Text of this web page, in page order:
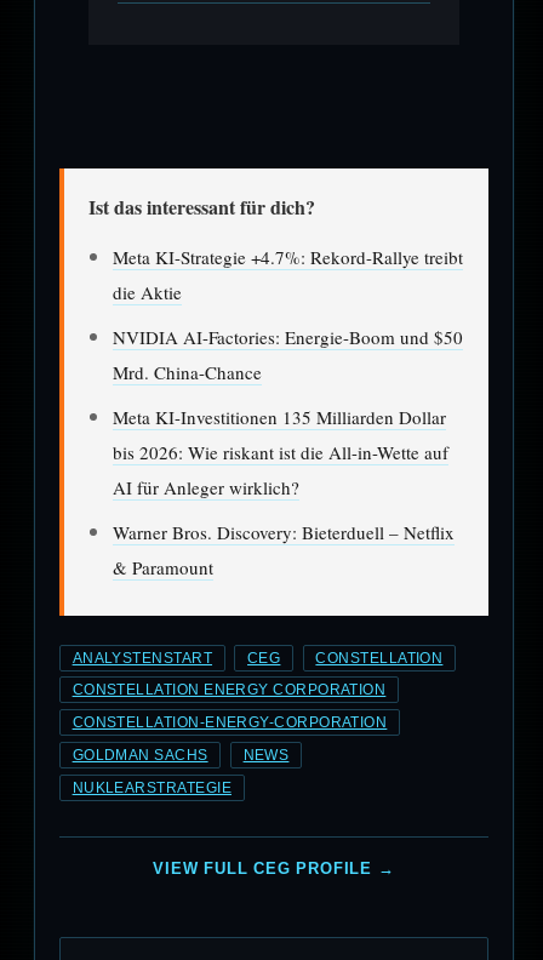
Ist das interessant für dich?
Meta KI-Strategie +4.7%: Rekord-Rallye treibt
die Aktie
NVIDIA AI-Factories: Energie-Boom und $50
Mrd. China-Chance
Meta KI-Investitionen 135 Milliarden Dollar
bis 2026: Wie riskant ist die All-in-Wette auf
AI für Anleger wirklich?
Warner Bros. Discovery: Bieterduell – Netflix
& Paramount
ANALYSTENSTART CEG CONSTELLATION
CONSTELLATION ENERGY CORPORATION
CONSTELLATION-ENERGY-CORPORATION
GOLDMAN SACHS NEWS
NUKLEARSTRATEGIE
VIEW FULL CEG PROFILE →